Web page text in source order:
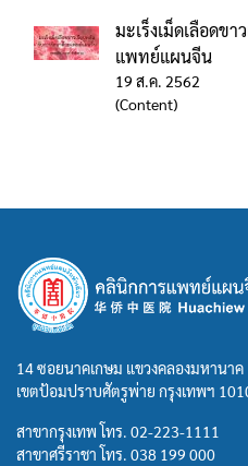
มะเร็งเม็ดเลือดข
แพทย์แผนจีน
19 ส.ค. 2562
(Content)
14 ซอยนาคเกษม แขวงคลองมหานาค
เขตป้อมปราบศัตรูพ่าย กรุงเทพฯ
สาขากรุงเทพ โทร. 02-223-1111
สาขาศรีราชา โทร. 038 199 000